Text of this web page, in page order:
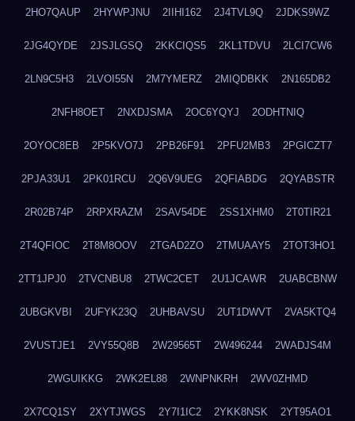
2HO7QAUP 2HYWPJNU 2IIHI162 2J4TVL9Q 2JDKS9WZ
2JG4QYDE 2JSJLGSQ 2KKCIQS5 2KL1TDVU 2LCI7CW6
2LN9C5H3 2LVOI55N 2M7YMERZ 2MIQDBKK 2N165DB2
2NFH8OET 2NXDJSMA 2OC6YQYJ 2ODHTNIQ
2OYOC8EB 2P5KVO7J 2PB26F91 2PFU2MB3 2PGICZT7
2PJA33U1 2PK01RCU 2Q6V9UEG 2QFIABDG 2QYABSTR
2R02B74P 2RPXRAZM 2SAV54DE 2SS1XHM0 2T0TIR21
2T4QFIOC 2T8M8OOV 2TGAD2ZO 2TMUAAY5 2TOT3HO1
2TT1JPJ0 2TVCNBU8 2TWC2CET 2U1JCAWR 2UABCBNW
2UBGKVBI 2UFYK23Q 2UHBAVSU 2UT1DWVT 2VA5KTQ4
2VUSTJE1 2VY55Q8B 2W29565T 2W496244 2WADJS4M
2WGUIKKG 2WK2EL88 2WNPNKRH 2WV0ZHMD
2X7CQ1SY 2XYTJWGS 2Y7I1IC2 2YKK8NSK 2YT95AO1